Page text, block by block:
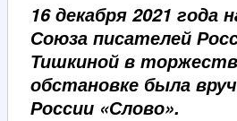
16 декабря 2021 года
Союза писателей
Тишкиной в
обстановке была
России «Слово».